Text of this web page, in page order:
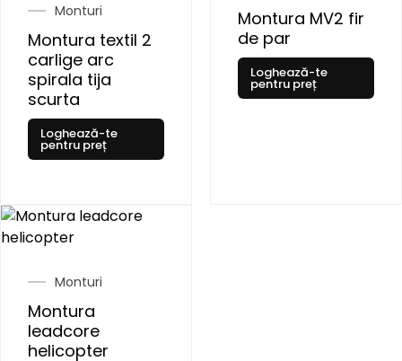
Monturi
Montura textil 2
carlige arc
spirala tija
scurta
Loghează-te
pentru preț
Montura MV2 fir
de par
Loghează-te
pentru preț
Monturi
Montura
leadcore
helicopter